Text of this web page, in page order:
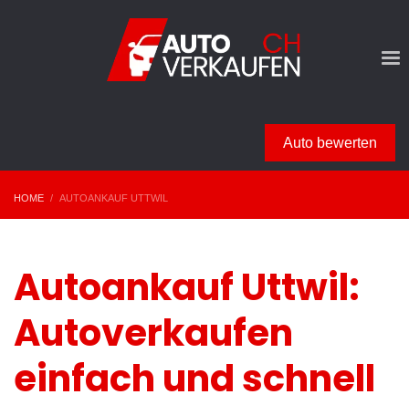
Auto bewerten
HOME AUTOANKAUF UTTWIL
Autoankauf Uttwil:
Autoverkaufen
einfach und schnell